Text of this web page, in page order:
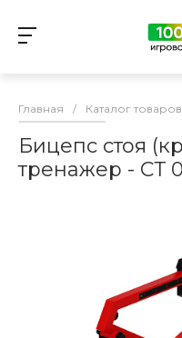
Главная / Каталог товаров
Бицепс стоя
тренажер - СТ